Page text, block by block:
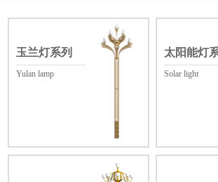
玉兰灯系列
Yulan lamp
太阳能灯
Solar light